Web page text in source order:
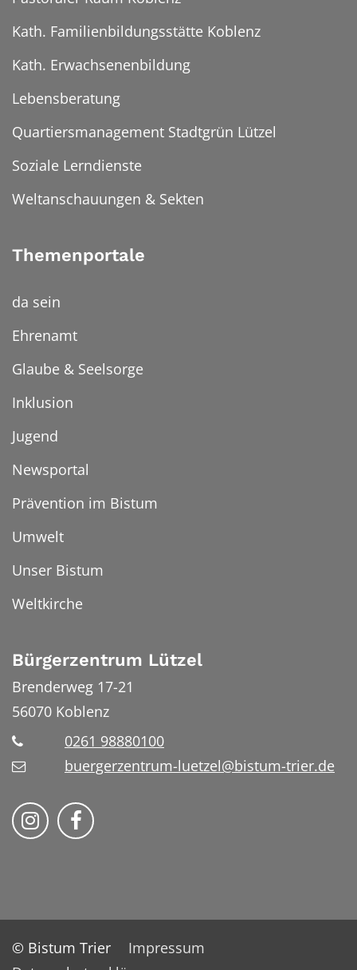
Kath. Familienbildungsstätte Koblenz
Kath. Erwachsenenbildung
Lebensberatung
Quartiersmanagement Stadtgrün Lützel
Soziale Lerndienste
Weltanschauungen & Sekten
Themenportale
da sein
Ehrenamt
Glaube & Seelsorge
Inklusion
Jugend
Newsportal
Prävention im Bistum
Umwelt
Unser Bistum
Weltkirche
Bürgerzentrum Lützel
Brenderweg 17-21
56070 Koblenz
0261 98880100
buergerzentrum-luetzel@bistum-trier.de
Folge uns auf Instragram
Folge uns auf Facebook
© Bistum Trier
Impressum